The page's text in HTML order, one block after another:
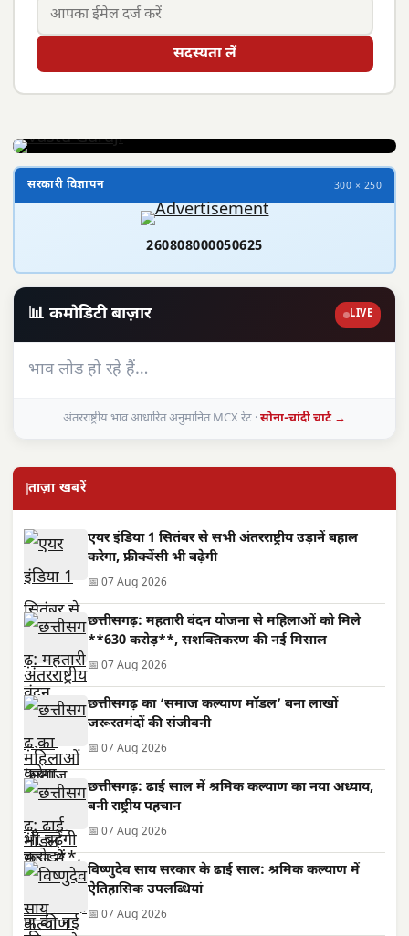
सदस्यता लें
सरकारी विज्ञापन 300 × 250
260808000050625
📊 कमोडिटी बाज़ार LIVE
भाव लोड हो रहे हैं…
अंतरराष्ट्रीय भाव आधारित अनुमानित MCX रेट ·सोना-चांदी चार्ट →
ताज़ा खबरें
एयर इंडिया 1 सितंबर से सभी अंतरराष्ट्रीय उड़ानें बहाल
करेगा, फ्रीक्वेंसी भी बढ़ेगी
📅 07 Aug 2026
छत्तीसगढ़: महतारी वंदन योजना से महिलाओं को मिले
**630 करोड़**, सशक्तिकरण की नई मिसाल
📅 07 Aug 2026
छत्तीसगढ़ का ‘समाज कल्याण मॉडल’ बना लाखों
जरूरतमंदों की संजीवनी
📅 07 Aug 2026
छत्तीसगढ़: ढाई साल में श्रमिक कल्याण का नया अध्याय,
बनी राष्ट्रीय पहचान
📅 07 Aug 2026
विष्णुदेव साय सरकार के ढाई साल: श्रमिक कल्याण में
ऐतिहासिक उपलब्धियां
📅 07 Aug 2026